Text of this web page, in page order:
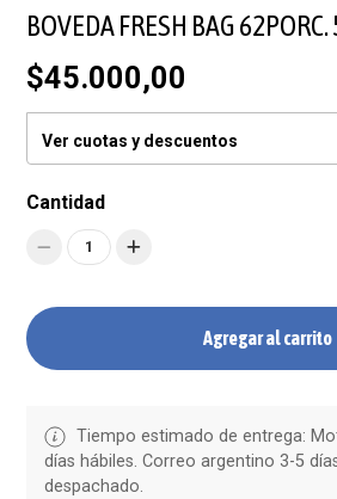
BOVEDA FRESH BAG
$45.000,00
Ver cuotas y descuentos
Cantidad
1
Agregar al carrito
Tiempo estimado de entrega:
días hábiles. Correo argentino 3-5
despachado.